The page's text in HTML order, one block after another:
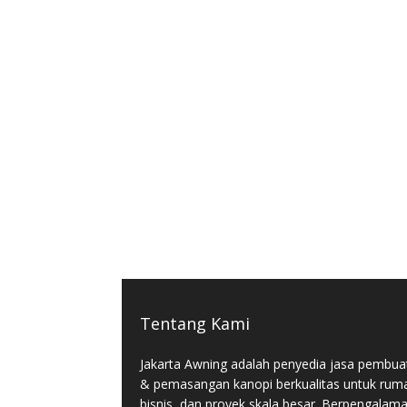
Tentang Kami
Jakarta Awning adalah penyedia jasa
& pemasangan kanopi berkualitas untuk
bisnis, dan proyek skala besar.